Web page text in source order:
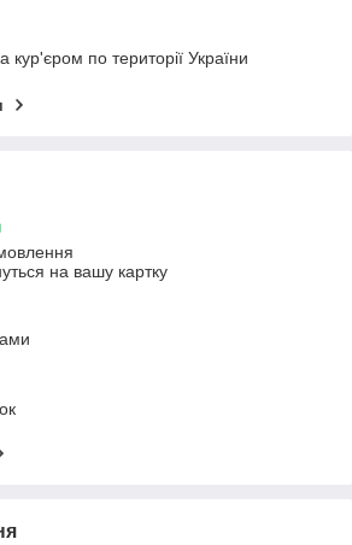
кур'єром по території України
на вашу картку